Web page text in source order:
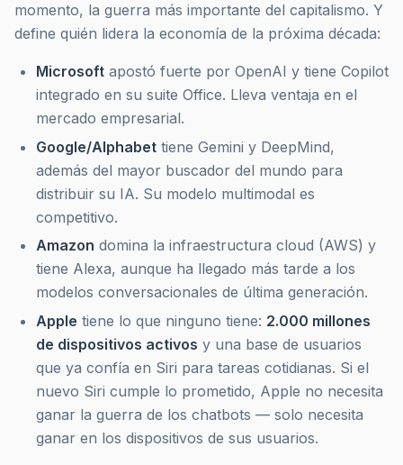
momento, la guerra más importante del capitalismo. Y
define quién lidera la economía de la próxima década:
Microsoft apostó fuerte por OpenAI y tiene Copilot
integrado en su suite Office. Lleva ventaja en el
mercado empresarial.
Google/Alphabet tiene Gemini y DeepMind,
además del mayor buscador del mundo para
distribuir su IA. Su modelo multimodal es
competitivo.
Amazon domina la infraestructura cloud (AWS) y
tiene Alexa, aunque ha llegado más tarde a los
modelos conversacionales de última generación.
Apple tiene lo que ninguno tiene: 2.000 millones
de dispositivos activos y una base de usuarios
que ya confía en Siri para tareas cotidianas. Si el
nuevo Siri cumple lo prometido, Apple no necesita
ganar la guerra de los chatbots — solo necesita
ganar en los dispositivos de sus usuarios.